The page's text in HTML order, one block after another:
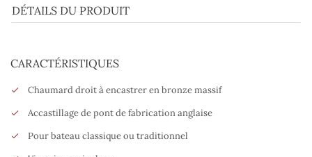
DÉTAILS DU PRODUIT
CARACTÉRISTIQUES
Chaumard droit à encastrer en bronze massif
Accastillage de pont de fabrication anglaise
Pour bateau classique ou traditionnel